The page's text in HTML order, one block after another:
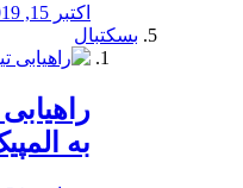
اکتبر 15, 2019
بسکتبال
به